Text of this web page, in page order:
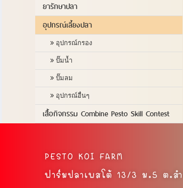
ยารักษาปลา
อุปกรณ์เลี้ยงปลา
อุปกรณ์กรอง
ปั๊มน้ำ
ปั๊มลม
อุปกรณ์อื่นๆ
เสื้อกิจกรรม Combine Pesto Skill Contest
PESTO KOI FARM
ฟาร์มปลาเพสโต้ 13/3 ม.5 ต.